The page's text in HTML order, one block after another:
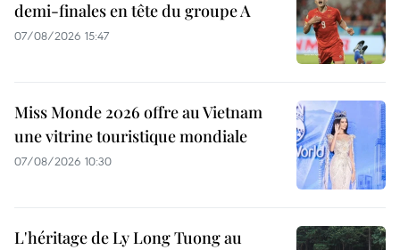
demi-finales en tête du groupe A
07/08/2026 15:47
Miss Monde 2026 offre au Vietnam
une vitrine touristique mondiale
07/08/2026 10:30
L'héritage de Ly Long Tuong au